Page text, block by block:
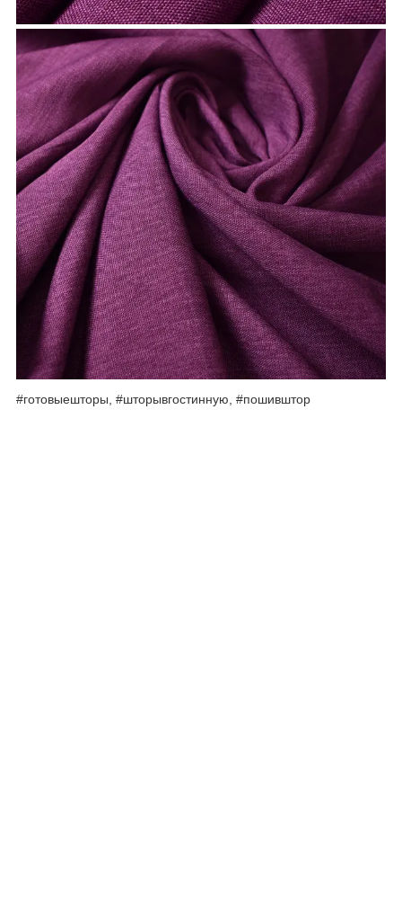
#готовыешторы, #шторывгостинную, #пошивштор